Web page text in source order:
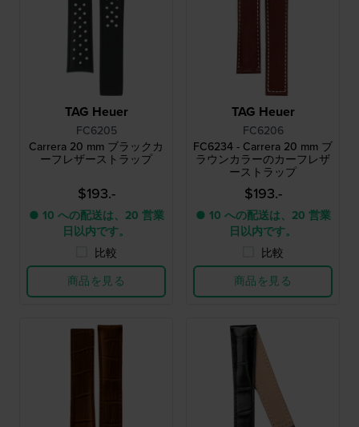
TAG Heuer
FC6205
Carrera 20 mm ブラックカ
ーフレザーストラップ
$193.-
● 10 への配送は、20 営業
日以内です。
比較
商品を見る
TAG Heuer
FC6206
FC6234 - Carrera 20 mm ブ
ラウンカラーのカーフレザ
ーストラップ
$193.-
● 10 への配送は、20 営業
日以内です。
比較
商品を見る